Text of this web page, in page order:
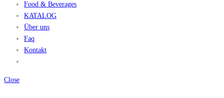
Food & Beverages
KATALOG
Über uns
Faq
Kontakt
Close